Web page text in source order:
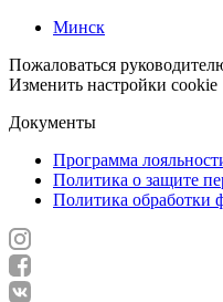
Минск
Пожаловаться
Изменить настройки cookie
Документы
Программа
Политика о защите
Политика обработки